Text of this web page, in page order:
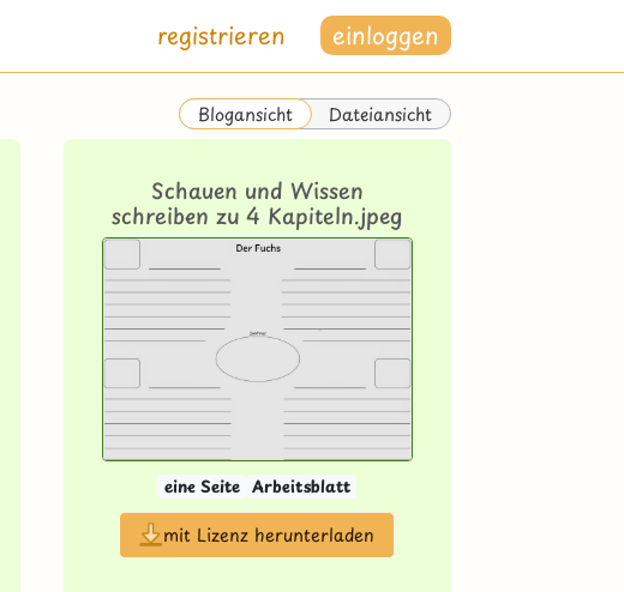
registrieren einloggen
Blogansicht Dateiansicht
Schauen und Wissen
schreiben zu 4 Kapiteln.jpeg
eine Seite Arbeitsblatt
mit Lizenz herunterladen